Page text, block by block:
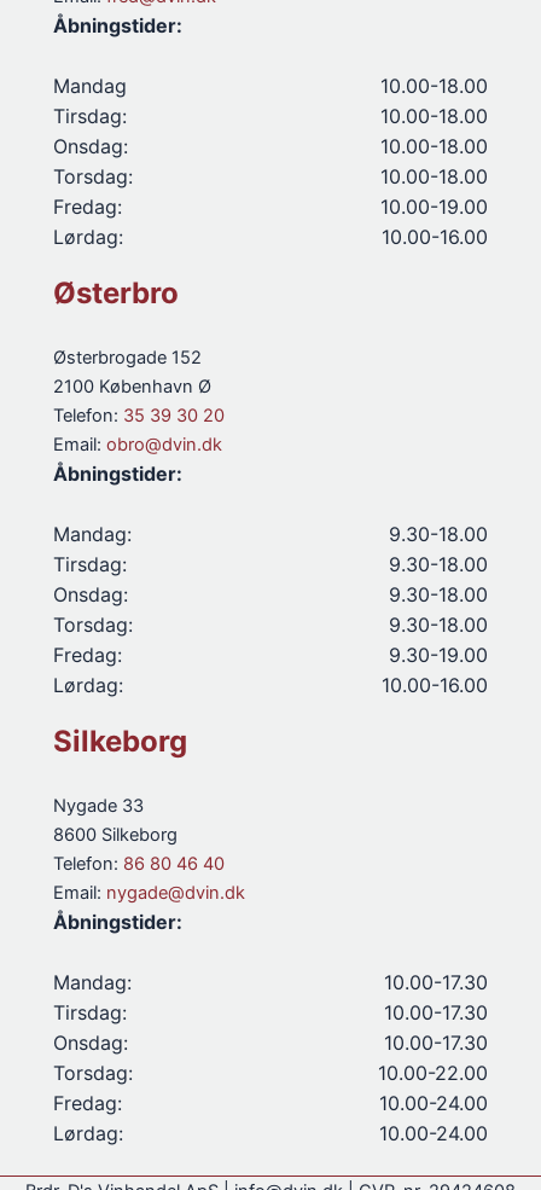
Åbningstider:
Mandag
10.00-18.00
Tirsdag:
10.00-18.00
Onsdag:
10.00-18.00
Torsdag:
10.00-18.00
Fredag:
10.00-19.00
Lørdag:
10.00-16.00
Østerbro
Østerbrogade 152
2100 København Ø
Telefon: 35 39 30 20
Email: obro@dvin.dk
Åbningstider:
Mandag:
9.30-18.00
Tirsdag:
9.30-18.00
Onsdag:
9.30-18.00
Torsdag:
9.30-18.00
Fredag:
9.30-19.00
Lørdag:
10.00-16.00
Silkeborg
Nygade 33
8600 Silkeborg
Telefon: 86 80 46 40
Email: nygade@dvin.dk
Åbningstider:
Mandag:
10.00-17.30
Tirsdag:
10.00-17.30
Onsdag:
10.00-17.30
Torsdag:
10.00-22.00
Fredag:
10.00-24.00
Lørdag:
10.00-24.00